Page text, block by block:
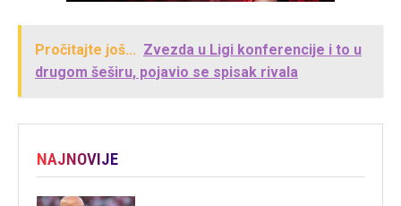
Pročitajte još... Zvezda u Ligi konferencije i to u
drugom šeširu, pojavio se spisak rivala
NAJNOVIJE